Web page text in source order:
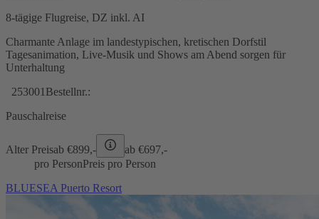
8-tägige Flugreise, DZ inkl. AI
Charmante Anlage im landestypischen, kretischen Dorfstil
Tagesanimation, Live-Musik und Shows am Abend sorgen für
Unterhaltung
253001 Bestellnr.:
Pauschalreise
Alter Preisab €899,- ab €697,-
pro PersonPreis pro Person
BLUESEA Puerto Resort